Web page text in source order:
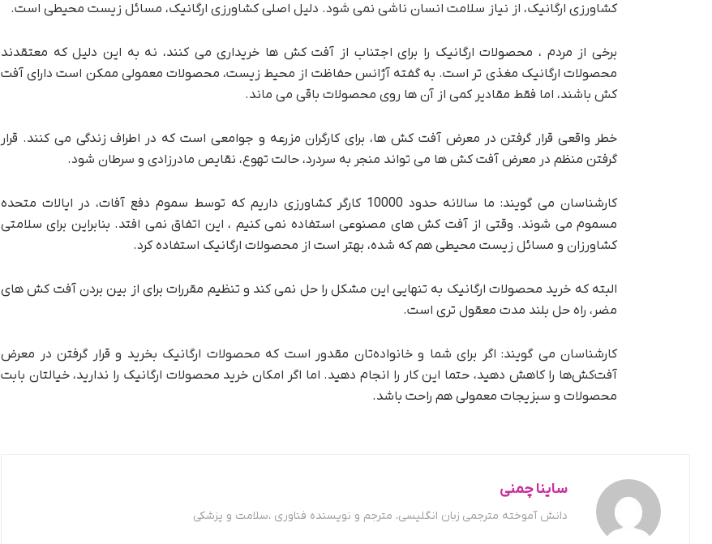
کشاورزی ارگانیک، از نیاز سلامت انسان ناشی نمی شود. دلیل اصلی کشاورزی ارگانیک، مسائل زیست محیطی است.
برخی از مردم ، محصولات ارگانیک را برای اجتناب از آفت کش ها خریداری می کنند، نه به این دلیل که معتقدند
محصولات ارگانیک مغذی تر است. به گفته آژانس حفاظت از محیط زیست، محصولات معمولی ممکن است دارای آفت
کش باشند، اما فقط مقادیر کمی از آن ها روی محصولات باقی می ماند.
خطر واقعی قرار گرفتن در معرض آفت کش ها، برای کارگران مزرعه و جوامعی است که در اطراف زندگی می کنند. قرار
گرفتن منظم در معرض آفت کش ها می تواند منجر به سردرد، حالت تهوع، نقایص مادرزادی و سرطان شود.
کارشناسان می گویند: ما سالانه حدود 10000 کارگر کشاورزی داریم که توسط سموم دفع آفات، در ایالات متحده
مسموم می شوند. وقتی از آفت کش های مصنوعی استفاده نمی کنیم ، این اتفاق نمی افتد. بنابراین برای سلامتی
کشاورزان و مسائل زیست محیطی هم که شده، بهتر است از محصولات ارگانیک استفاده کرد.
البته که خرید محصولات ارگانیک به تنهایی این مشکل را حل نمی کند و تنظیم مقررات برای از بین بردن آفت کش های
مضر، راه حل بلند مدت معقول تری است.
کارشناسان می گویند: اگر برای شما و خانواده‌تان مقدور است که محصولات ارگانیک بخرید و قرار گرفتن در معرض
آفت‌کش‌ها را کاهش دهید، حتما این کار را انجام دهید. اما اگر امکان خرید محصولات ارگانیک را ندارید، خیالتان بابت
محصولات و سبزیجات معمولی هم راحت باشد.
ساینا چمنی
دانش آموخته مترجمی زبان انگلیسی، مترجم و نویسنده فناوری ،سلامت و پزشکی